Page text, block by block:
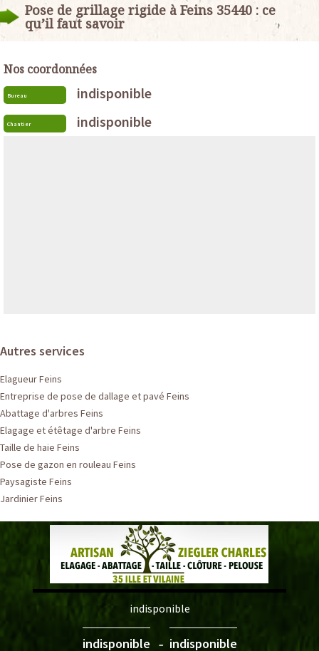
Pose de grillage rigide à Feins 35440 : ce
qu’il faut savoir
Nos coordonnées
Bureau indisponible
Chantier indisponible
Autres services
Elagueur Feins
Entreprise de pose de dallage et pavé Feins
Abattage d'arbres Feins
Elagage et étêtage d'arbre Feins
Taille de haie Feins
Pose de gazon en rouleau Feins
Paysagiste Feins
Jardinier Feins
indisponible
indisponible - indisponible